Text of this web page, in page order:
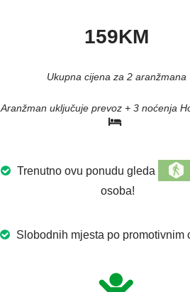
159KM
Ukupna cijena za 2 aranžmana
Aranžman uključuje prevoz + 3 noćenja
Trenutno ovu ponudu gleda
osoba!
Slobodnih mjesta po promotivnim